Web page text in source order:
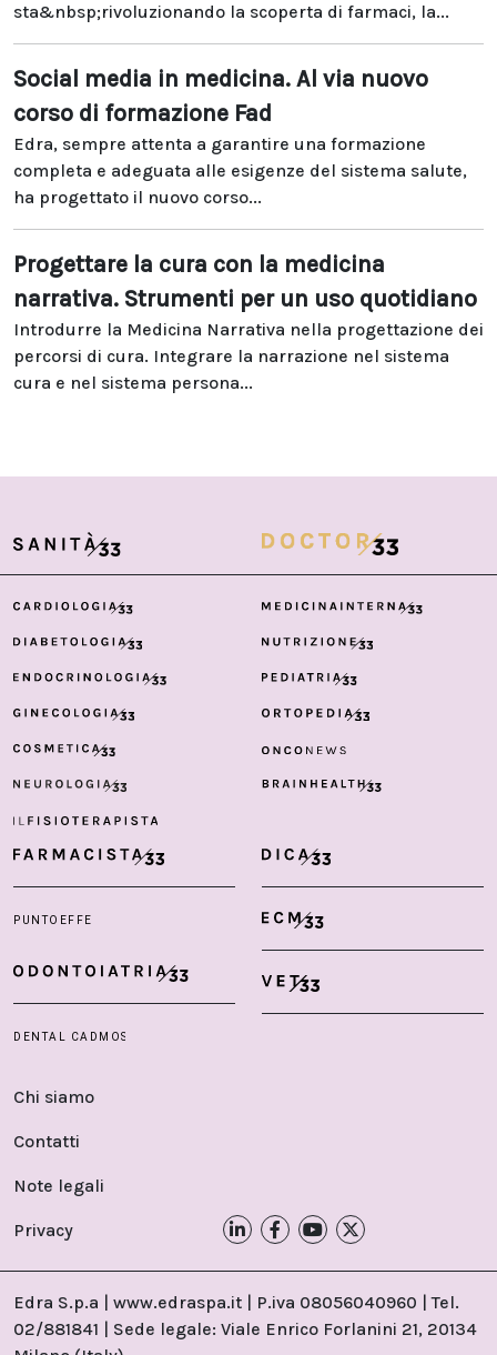
sta&nbsp;rivoluzionando la scoperta di farmaci, la...
Social media in medicina. Al via nuovo
corso di formazione Fad
Edra, sempre attenta a garantire una formazione
completa e adeguata alle esigenze del sistema salute,
ha progettato il nuovo corso...
Progettare la cura con la medicina
narrativa. Strumenti per un uso quotidiano
Introdurre la Medicina Narrativa nella progettazione dei
percorsi di cura. Integrare la narrazione nel sistema
cura e nel sistema persona...
Chi siamo
Contatti
Note legali
Privacy
Edra S.p.a | www.edraspa.it | P.iva 08056040960 | Tel.
02/881841 | Sede legale: Viale Enrico Forlanini 21, 20134